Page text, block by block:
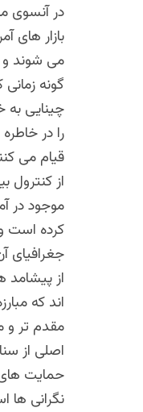
در آنسوی
بازار های
می شوند و
گونه
چینایی
را در
قیام می
از
موجود در
کرده است
جغرافیای
از پیشامد
اند که
مقدم تر و
اصلی از
حمایت های
نگرانی ها